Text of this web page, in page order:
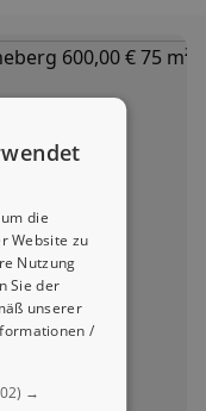
die
Website zu
Nutzung
Sie der
unserer
/
→